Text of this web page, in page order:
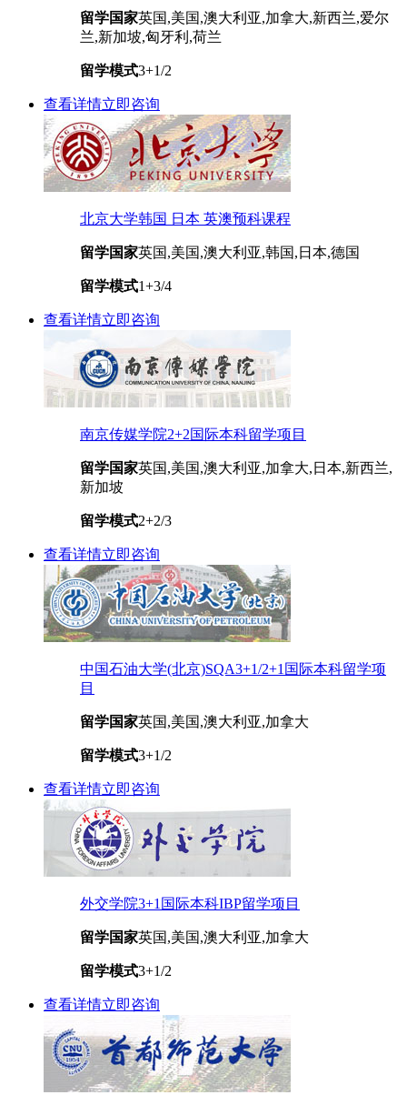
留学国家英国,美国,澳大利亚,加拿大,新西兰,爱尔
兰,新加坡,匈牙利,荷兰
留学模式3+1/2
查看详情立即咨询
北京大学韩国 日本 英澳预科课程
留学国家英国,美国,澳大利亚,韩国,日本,德国
留学模式1+3/4
查看详情立即咨询
南京传媒学院2+2国际本科留学项目
留学国家英国,美国,澳大利亚,加拿大,日本,新西兰,
新加坡
留学模式2+2/3
查看详情立即咨询
中国石油大学(北京)SQA3+1/2+1国际本科留学项
目
留学国家英国,美国,澳大利亚,加拿大
留学模式3+1/2
查看详情立即咨询
外交学院3+1国际本科IBP留学项目
留学国家英国,美国,澳大利亚,加拿大
留学模式3+1/2
查看详情立即咨询